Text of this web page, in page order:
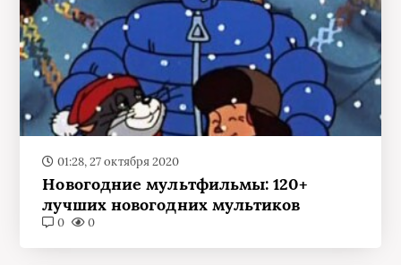
01:28, 27 октября 2020
Новогодние мультфильмы: 120+
лучших новогодних мультиков
0 0